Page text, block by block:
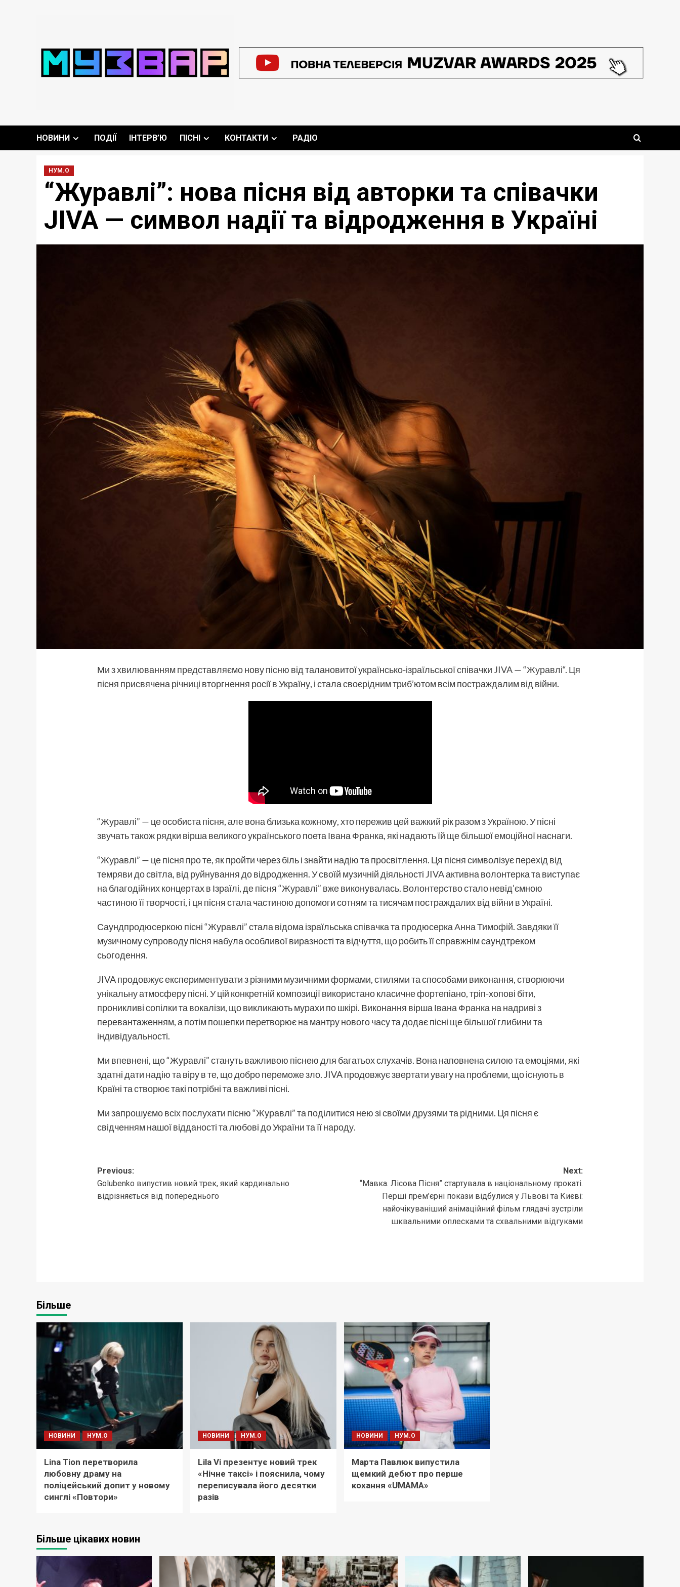
НОВИНИ ПОДІЇ ІНТЕРВ’Ю ПІСНІ КОНТАКТИ РАДІО
НУМ.О
“Журавлі”: нова пісня від авторки та співачки
JIVA — символ надії та відродження в Україні
Ми з хвилюванням представляємо нову пісню від талановитої українсько-ізраїльської співачки JIVA— “Журавлі“. Ця
пісня присвячена річниці вторгнення росії в Україну, і стала своєрідним триб’ютом всім постраждалим від війни.
“Журавлі” — це особиста пісня, але вона близька кожному, хто пережив цей важкий рік разом з Україною. У пісні
звучать також рядки вірша великого українського поета Івана Франка, які надають їй ще більшої емоційної наснаги.
“Журавлі” — це пісня про те, як пройти через біль і знайти надію та просвітлення. Ця пісня символізує перехід від
темряви до світла, від руйнування до відродження. У своїй музичній діяльностіJIVAактивна волонтерка та виступає
на благодійних концертах в Ізраїлі, де пісня “Журавлі” вже виконувалась. Волонтерство стало невід’ємною
частиною її творчості, і ця пісня стала частиною допомоги сотням та тисячам постраждалих від війни в Україні.
Саундпродюсеркою пісні “Журавлі” стала відома ізраїльська співачка та продюсеркаАнна Тимофій. Завдяки її
музичному супроводу пісня набула особливої виразності та відчуття, що робить її справжнім саундтреком
сьогодення.
JIVA продовжує експериментувати з різними музичними формами, стилями та способами виконання, створюючи
унікальну атмосферу пісні. У цій конкретній композиції використано класичне фортепіано, тріп-хопові біти,
проникливі сопілки та вокалізи, що викликають мурахи по шкірі. Виконання віршаІвана Франкана надриві з
перевантаженням, а потім пошепки перетворює на мантру нового часу та додає пісні ще більшої глибини та
індивідуальності.
Ми впевнені, що “Журавлі” стануть важливою піснею для багатьох слухачів. Вона наповнена силою та емоціями, які
здатні дати надію та віру в те, що добро переможе зло. JIVA продовжує звертати увагу на проблеми, що існують в
Країні та створює такі потрібні та важливі пісні.
Ми запрошуємо всіх послухати пісню “Журавлі” та поділитися нею зі своїми друзями та рідними. Ця пісня є
свідченням нашої відданості та любові до України та її народу.
Post
navigation
Previous:
Golubenko випустив новий трек, який кардинально
відрізняється від попереднього
Next:
“Мавка. Лісова Пісня” стартувала в національному прокаті.
Перші прем’єрні покази відбулися у Львові та Києві:
найочікуваніший анімаційний фільм глядачі зустріли
шквальними оплесками та схвальними відгуками
Більше
НОВИНИ НУМ.О
Lina Tion перетворила
любовну драму на
поліцейський допит у новому
синглі «Повтори»
НОВИНИ НУМ.О
Lila Vi презентує новий трек
«Нічне таксі» і пояснила, чому
переписувала його десятки
разів
НОВИНИ НУМ.О
Марта Павлюк випустила
щемкий дебют про перше
кохання «UМАМА»
Більше цікавих новин